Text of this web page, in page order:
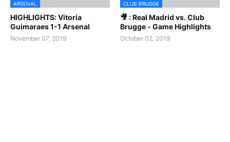
ARSENAL
HIGHLIGHTS: Vitoria
Guimaraes 1-1 Arsenal
November 07, 2019
CLUB BRUGGE
🎥 : Real Madrid vs. Club
Brugge - Game Highlights
October 02, 2019